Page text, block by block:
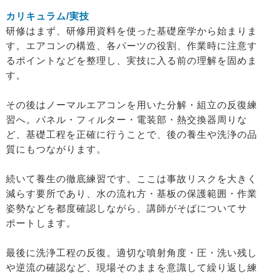
カリキュラム/実技
研修はまず、研修用資料を使った基礎座学から始まりま
す。エアコンの構造、各パーツの役割、作業時に注意す
るポイントなどを整理し、実技に入る前の理解を固めま
す。
その後はノーマルエアコンを用いた分解・組立の反復練
習へ。パネル・フィルター・電装部・熱交換器周りな
ど、基礎工程を正確に行うことで、後の養生や洗浄の品
質にもつながります。
続いて養生の徹底練習です。ここは事故リスクを大きく
減らす要所であり、水の流れ方・基板の保護範囲・作業
姿勢などを都度確認しながら、講師がそばについてサ
ポートします。
最後に洗浄工程の反復。適切な噴射角度・圧・洗い残し
や逆流の確認など、現場そのままを意識して繰り返し練